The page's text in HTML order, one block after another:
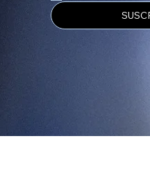
Suscribirme al